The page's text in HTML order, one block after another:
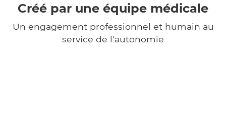
Créé par une équipe médicale
Un engagement professionnel et humain au
service de l'autonomie